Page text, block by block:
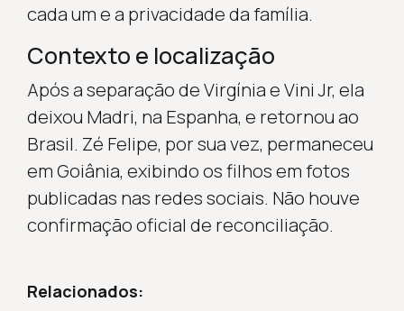
cada um e a privacidade da família.
Contexto e localização
Após a separação de Virgínia e Vini Jr, ela
deixou Madri, na Espanha, e retornou ao
Brasil. Zé Felipe, por sua vez, permaneceu
em Goiânia, exibindo os filhos em fotos
publicadas nas redes sociais. Não houve
confirmação oficial de reconciliação.
Relacionados: